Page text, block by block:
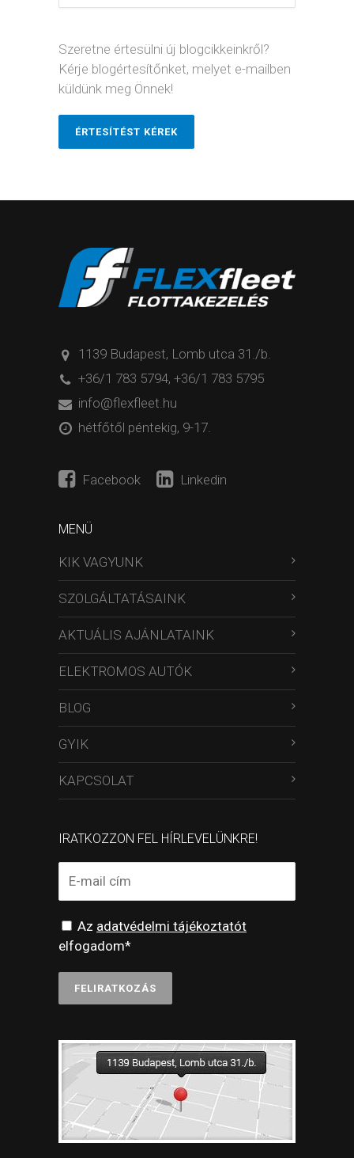
Szeretne értesülni új blogcikkeinkről?
Kérje blogértesítőnket, melyet e-mailben
küldünk meg Önnek!
ÉRTESÍTÉST KÉREK
1139 Budapest, Lomb utca 31./b.
+36/1 783 5794, +36/1 783 5795
info@flexfleet.hu
hétfőtől péntekig, 9-17.
Facebook Linkedin
MENÜ
KIK VAGYUNK
SZOLGÁLTATÁSAINK
AKTUÁLIS AJÁNLATAINK
ELEKTROMOS AUTÓK
BLOG
GYIK
KAPCSOLAT
IRATKOZZON FEL HÍRLEVELÜNKRE!
Az adatvédelmi tájékoztatót
elfogadom*